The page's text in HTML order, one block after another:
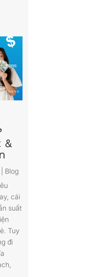
&
Blog
cái
suất
Tuy
đi